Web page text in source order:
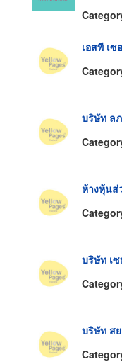
เอสพี เซ
บริษัท ล
ห้างหุ้นส่
บริษัท เ
บริษัท ส